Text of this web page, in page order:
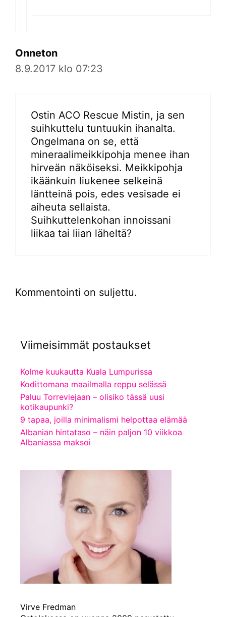
Onneton
8.9.2017 klo 07:23
Ostin ACO Rescue Mistin, ja sen
suihkuttelu tuntuukin ihanalta.
Ongelmana on se, että
mineraalimeikkipohja menee ihan
hirveän näköiseksi. Meikkipohja
ikäänkuin liukenee selkeinä
läntteinä pois, edes vesisade ei
aiheuta sellaista.
Suihkuttelenkohan innoissani
liikaa tai liian läheltä?
Kommentointi on suljettu.
Viimeisimmät postaukset
Kolme kuukautta Kuala Lumpurissa
Kodittomana maailmalla reppu selässä
Paluu Torreviejaan – olisiko tässä uusi
kotikaupunki?
9 tapaa, joilla minimalismi helpottaa elämää
Albanian hintataso – näin paljon 10 viikkoa
Albaniassa maksoi
Virve Fredman